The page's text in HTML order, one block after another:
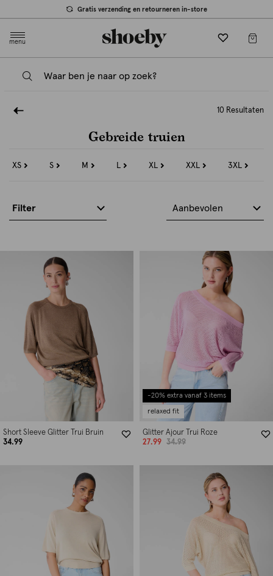
Gratis verzending en retourneren in-store
menu
10 Resultaten
Gebreide truien
XS
Refine
S
Refine
M
Refine
L
Refine
XL
Refine
XXL
Refine
3XL
Refine
Filter Aanbevolen
Short Sleeve Glitter Trui Bruin
34.99
-20% extra vanaf 3 items
relaxed fit
Glitter Ajour Trui Roze
27.99
34.99